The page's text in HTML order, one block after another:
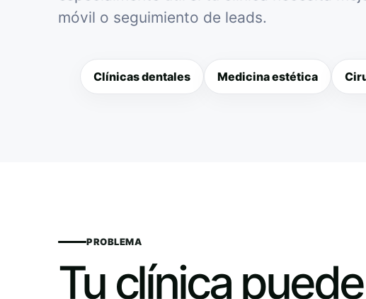
móvil o seguimiento de leads.
Clínicas dentales Medicina estética
PROBLEMA
Tu clínica